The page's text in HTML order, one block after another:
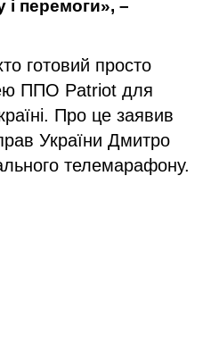
і перемоги», –
готовий просто
ППО Patriot для
Про це заявив
України Дмитро
телемарафону.